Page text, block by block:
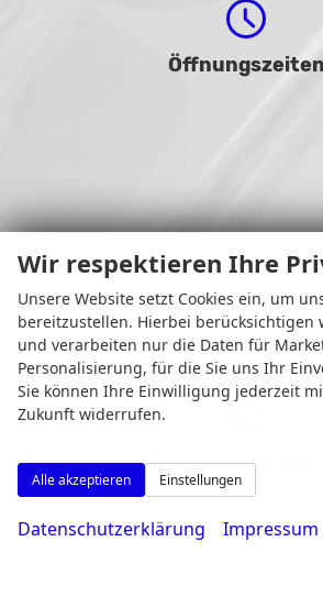
Öffnungszeiten
Montag bis Freitag
08:00-18:30 Uhr
Samstag
09:00-14:00 Uhr
Rufen Sie an
Wir respektieren Ihre
Unsere Website setzt Cookies ein, um
bereitzustellen. Hierbei berücksichtigen
und verarbeiten nur die Daten für
Personalisierung, für die Sie uns Ihr
Sie können Ihre Einwilligung jederzeit
Zukunft widerrufen.
Alle akzeptieren Einstellungen
Datenschutzerklärung Impressum